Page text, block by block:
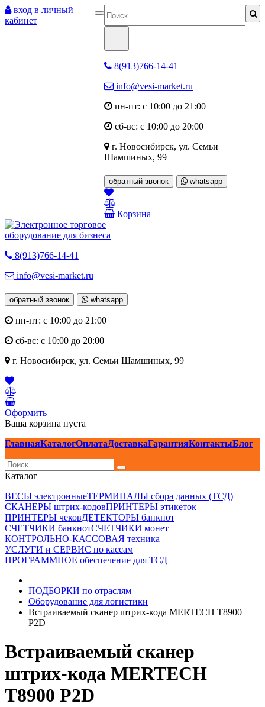
вход в личный
кабинет
8(913)766-14-41
info@vesi-market.ru
пн-пт: с 10:00 до 21:00
сб-вс: с 10:00 до 20:00
г. Новосибирск,ул. Семьи
Шамшиных, 99
обратный звонок whatsapp
Корзина
8(913)766-14-41
info@vesi-market.ru
обратный звонок whatsapp
пн-пт: с 10:00 до 21:00
сб-вс: с 10:00 до 20:00
г. Новосибирск, ул. Семьи Шамшиных, 99
Оформить
Ваша корзина пуста
ГлавнаяКаталогОплатаДоставкаГарантияКонтактыБлог
Каталог
ВЕСЫ электронныеТЕРМИНАЛЫ сбора данных (ТСД)
СКАНЕРЫ штрих-кодовПРИНТЕРЫ этикеток
ПРИНТЕРЫ чековДЕТЕКТОРЫ банкнот
СЧЕТЧИКИ банкнотСЧЕТЧИКИ монет
КОНТРОЛЬНО-КАССОВАЯ техника
УСЛУГИ и СЕРВИС по кассам
ПРОГРАММНОЕ обеспечение для ТСД
ПОДБОРКИ по отраслям
Оборудование для логистики
Встраиваемый сканер штрих-кода MERTECH T8900
P2D
Встраиваемый сканер
штрих-кода MERTECH
T8900 P2D